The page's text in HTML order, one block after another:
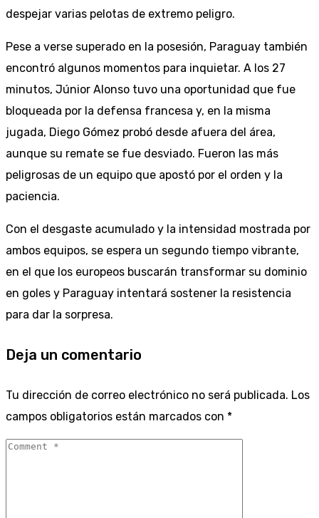
despejar varias pelotas de extremo peligro.
Pese a verse superado en la posesión, Paraguay también
encontró algunos momentos para inquietar. A los 27
minutos, Júnior Alonso tuvo una oportunidad que fue
bloqueada por la defensa francesa y, en la misma
jugada, Diego Gómez probó desde afuera del área,
aunque su remate se fue desviado. Fueron las más
peligrosas de un equipo que apostó por el orden y la
paciencia.
Con el desgaste acumulado y la intensidad mostrada por
ambos equipos, se espera un segundo tiempo vibrante,
en el que los europeos buscarán transformar su dominio
en goles y Paraguay intentará sostener la resistencia
para dar la sorpresa.
Deja un comentario
Tu dirección de correo electrónico no será publicada. Los
campos obligatorios están marcados con *